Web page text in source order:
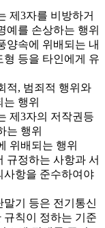
제3자를 비방하거
예를 손상하는 행위
양속에 위배되는 내
형 등을 타인에게 유
적, 범죄적 행위와
행위
제3자의 저작권등
는 행위
위배되는 행위
정하는 사항과 서
사항을 준수하여야
기 등은 전기통신
규칙이 정하는 기준